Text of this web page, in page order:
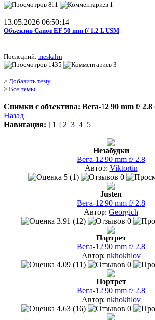
811
1
13.05.2026 06:50:14
Объектив Canon EF 50 mm f/ 1.2 L USM
Последний: meskalin
1435
3
> Добавить тему
> Все темы
Снимки с объектива: Вега-12 90 mm f/ 2.8
Назад
Навигация: [ 1 ] 2 3 4 5
Незабудки
Вега-12 90 mm f/ 2.8
Автор: Viktortin
5 (1)
0
Justen
Вега-12 90 mm f/ 2.8
Автор: Georgich
3.91 (12)
0
Портрет
Вега-12 90 mm f/ 2.8
Автор: nkhokhlov
4.09 (11)
0
Портрет
Вега-12 90 mm f/ 2.8
Автор: nkhokhlov
4.63 (16)
0